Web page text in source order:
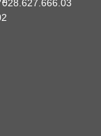
028.627.666.03